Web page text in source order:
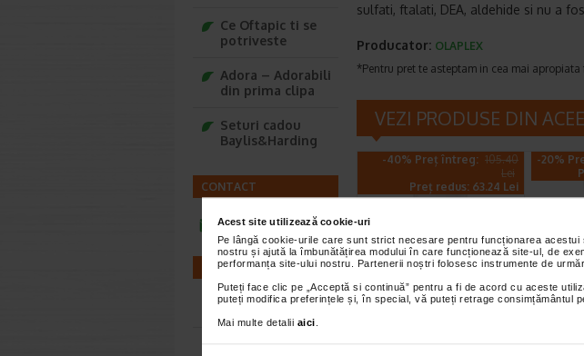
Acest site utilizează cookie-uri
Pe lângă cookie-urile care sunt strict necesare pentru funcționarea
nostru și ajută la îmbunătățirea modului în care funcționează site-ul, de
performanța site-ului nostru. Partenerii noștri folosesc instrumente de
Puteți face clic pe „Acceptă si continuă” pentru a fi de acord cu aceste
puteți modifica preferințele și, în special, vă puteți retrage consimțământul
Mai multe detalii aici
sulfati, ftalati, DEA, aldehide si nu a
Producator: OLAPLEX
*Pentru pret te asteptam in cea mai apropiata
VEZI PRODUSE DIN
-40% Preț întreg: 105.40
Lei
Preț redus: 63.24 Lei
Kelual DS sampon,
-20%
Ce Oftapic ti se
potriveste
Adora – Adorabili
din prima clipa
Seturi cadou
Baylis&Harding
CONTACT
infoline@catena.ro
FARMACII